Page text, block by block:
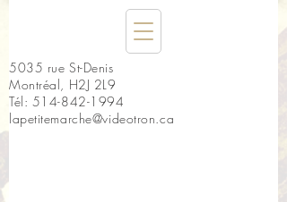
5035 rue St-Denis
Montréal, H2J 2L9
Tél: 514-842-1994
lapetitemarche@videotron.ca